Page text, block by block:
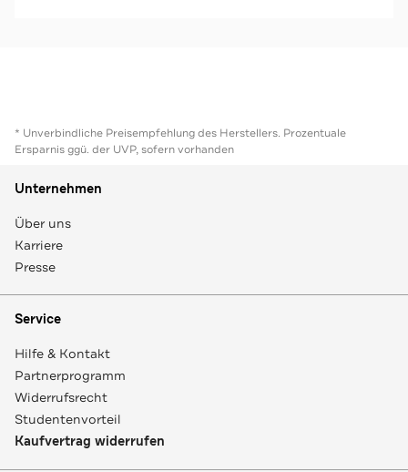
* Unverbindliche Preisempfehlung des Herstellers. Prozentuale
Ersparnis ggü. der UVP, sofern vorhanden
Unternehmen
Über uns
Karriere
Presse
Service
Hilfe & Kontakt
Partnerprogramm
Widerrufsrecht
Studentenvorteil
Kaufvertrag widerrufen